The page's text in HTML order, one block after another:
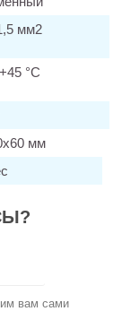
мм2
°С
мм
вам сами